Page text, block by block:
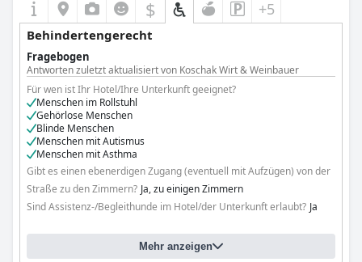
$ +5
Behindertengerecht
Fragebogen
Antworten zuletzt aktualisiert von Koschak Wirt & Weinbauer
Für wen ist Ihr Hotel/Ihre Unterkunft geeignet?
Menschen im Rollstuhl
Gehörlose Menschen
Blinde Menschen
Menschen mit Autismus
Menschen mit Asthma
Gibt es einen ebenerdigen Zugang (eventuell mit Aufzügen) von der
Straße zu den Zimmern? Ja, zu einigen Zimmern
Sind Assistenz-/Begleithunde im Hotel/der Unterkunft erlaubt? Ja
Mehr anzeigen